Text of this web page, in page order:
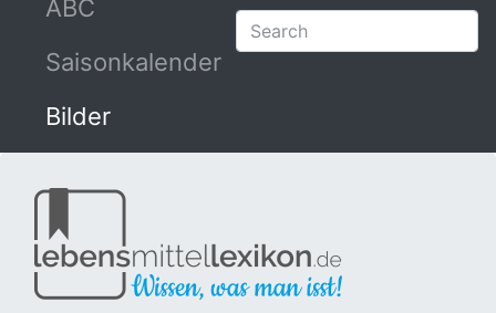
ABC
Saisonkalender
Bilder